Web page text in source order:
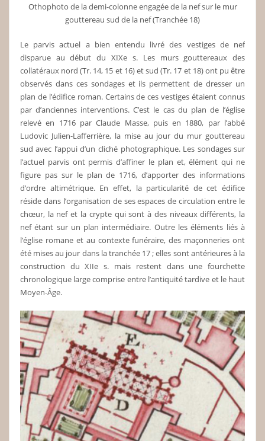
Othophoto de la demi-colonne engagée de la nef sur le mur
gouttereau sud de la nef (Tranchée 18)
Le parvis actuel a bien entendu livré des vestiges de nef
disparue au début du XIXe s. Les murs gouttereaux des
collatéraux nord (Tr. 14, 15 et 16) et sud (Tr. 17 et 18) ont pu être
observés dans ces sondages et ils permettent de dresser un
plan de l’édifice roman. Certains de ces vestiges étaient connus
par d’anciennes interventions. C’est le cas du plan de l’église
relevé en 1716 par Claude Masse, puis en 1880, par l’abbé
Ludovic Julien-Lafferrière, la mise au jour du mur gouttereau
sud avec l’appui d’un cliché photographique. Les sondages sur
l’actuel parvis ont permis d’affiner le plan et, élément qui ne
figure pas sur le plan de 1716, d’apporter des informations
d’ordre altimétrique. En effet, la particularité de cet édifice
réside dans l’organisation de ses espaces de circulation entre le
chœur, la nef et la crypte qui sont à des niveaux différents, la
nef étant sur un plan intermédiaire. Outre les éléments liés à
l’église romane et au contexte funéraire, des maçonneries ont
été mises au jour dans la tranchée 17 ; elles sont antérieures à la
construction du XIIe s. mais restent dans une fourchette
chronologique large comprise entre l’antiquité tardive et le haut
Moyen-Âge.